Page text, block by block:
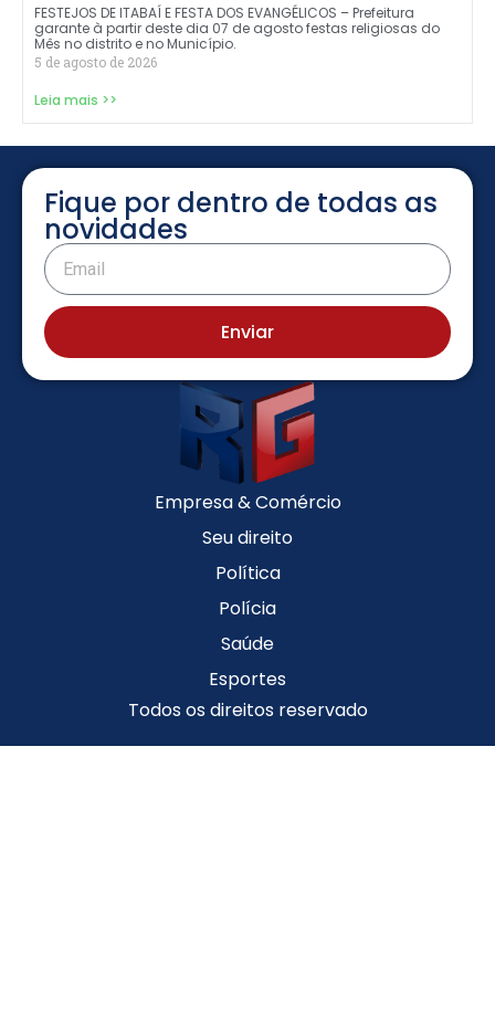
FESTEJOS DE ITABAÍ E FESTA DOS EVANGÉLICOS – Prefeitura
garante à partir deste dia 07 de agosto festas religiosas do
Mês no distrito e no Município.
5 de agosto de 2026
Leia mais >>
Fique por dentro de todas as
novidades
Enviar
Empresa & Comércio
Seu direito
Política
Polícia
Saúde
Esportes
Todos os direitos reservado